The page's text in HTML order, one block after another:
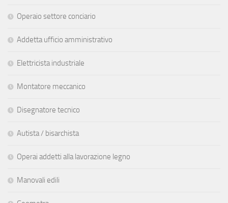
Operaio settore conciario
Addetta ufficio amministrativo
Elettricista industriale
Montatore meccanico
Disegnatore tecnico
Autista / bisarchista
Operai addetti alla lavorazione legno
Manovali edili